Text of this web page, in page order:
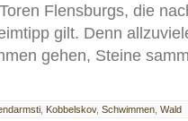
Flensburgs, die
gilt. Denn
gehen, Steine
Kobbelskov, Schwimmen Wald